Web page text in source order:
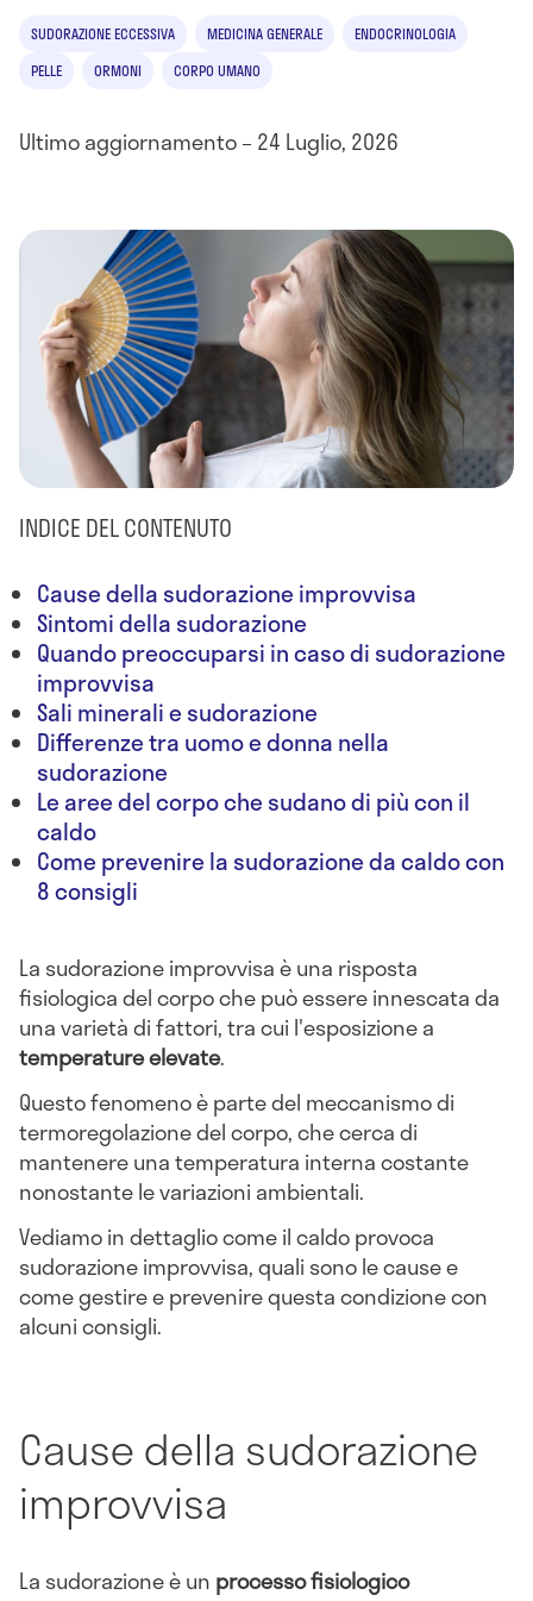
SUDORAZIONE ECCESSIVA MEDICINA GENERALE
ENDOCRINOLOGIA
PELLE
ORMONI CORPO UMANO
Ultimo aggiornamento – 24 Luglio, 2026
INDICE DEL CONTENUTO
Cause della sudorazione improvvisa
Sintomi della sudorazione
Quando preoccuparsi in caso di sudorazione
improvvisa
Sali minerali e sudorazione
Differenze tra uomo e donna nella
sudorazione
Le aree del corpo che sudano di più con il
caldo
Come prevenire la sudorazione da caldo con
8 consigli
La sudorazione improvvisa è una risposta
fisiologica del corpo che può essere innescata da
una varietà di fattori, tra cui l'esposizione a
temperature elevate.
Questo fenomeno è parte del meccanismo di
termoregolazione del corpo, che cerca di
mantenere una temperatura interna costante
nonostante le variazioni ambientali.
Vediamo in dettaglio come il caldo provoca
sudorazione improvvisa, quali sono le cause e
come gestire e prevenire questa condizione con
alcuni consigli.
Cause della sudorazione
improvvisa
La sudorazione è un processo fisiologico